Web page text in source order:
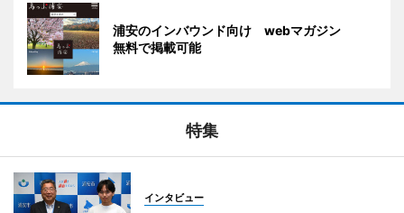
浦安のインバウンド向け webマガジン
無料で掲載可能
特集
インタビュー